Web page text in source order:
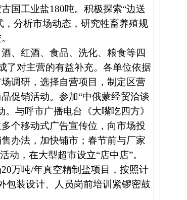
国工业盐180吨。积极探索“边送
，分析市场动态，研究牲畜养殖规
、红酒、食品、洗化、粮食等四
了对主营的有益补充。各单位依据
调研，选择自营项目，制定区营
促销活动。参加“中俄蒙经贸洽谈
与呼市广播电台《大嘴吃四方》
个移动式广告宣传位，向市场投
办法，加快铺市；春节前与厂家
动，在大型超市设立“店中店”。
20万吨/年真空精制盐项目，按照计
包装设计、人员岗前培训紧锣密鼓